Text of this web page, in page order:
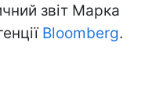
звіт Марка
Bloomberg.